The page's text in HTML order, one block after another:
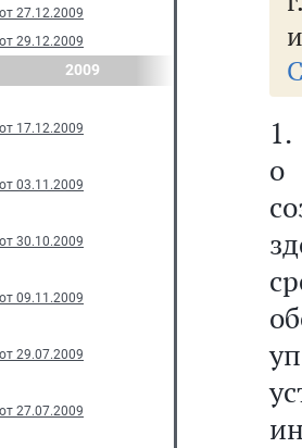
27.12.2009
29.12.2009
2009
17.12.2009
03.11.2009
30.10.2009
09.11.2009
29.07.2009
27.07.2009
о